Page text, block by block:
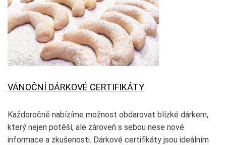
VÁNOČNÍ DÁRKOVÉ CERTIFIKÁTY
Každoročně nabízíme možnost obdarovat blízké dárkem,
který nejen potěší, ale zároveň s sebou nese nové
informace a zkušenosti. Dárkové certifikáty jsou ideálním